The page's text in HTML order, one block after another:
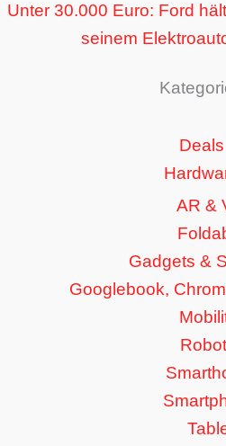
Unter 30.000 Euro: Ford
seinem
Deals
AR &
Gadgets &
Googlebook,